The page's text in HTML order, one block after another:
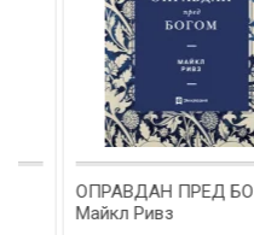
ОПРАВДАН ПРЕД БОГОМ.
Майкл Ривз